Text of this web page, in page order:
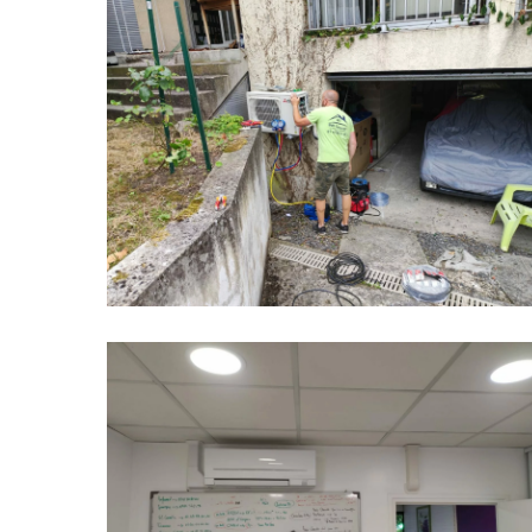
clim-
val-
de-
marne-
renovation-
systeme-
climatisation
confort-
val-
marne-